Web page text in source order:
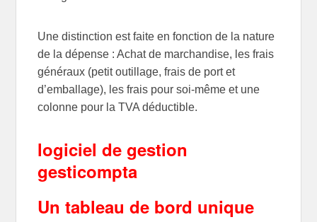
Une distinction est faite en fonction de la nature
de la dépense : Achat de marchandise, les frais
généraux (petit outillage, frais de port et
d’emballage), les frais pour soi-même et une
colonne pour la TVA déductible.
logiciel de gestion
gesticompta
Un tableau de bord unique